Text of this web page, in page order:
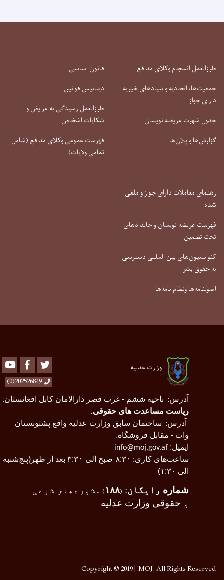
طرزالعمل انسجام وکلای مدافع
جمعیت‌ها، اتحادیه و بنیادهای خیریه
دارای جواز
جدول شهرت عریضه نویسان
گزارش‌ها و پلان‌ها
قانون اساسی
دیتابیس قوانین
طرزالعمل رسیدگی به عرایض و
شکایات اشخاص
فهرست عمومی وکلای مدافع (شامل
تمامی ولایات)
رهنمای معاملات دارای جواز و ملغی
شده
فهرست عریضه نویسان و جایدادهای
تحت تضمین
کنوانسیون‌های بین المللی دسترسی
به حقوق بشر
اصولنامه‌ها ونظام نامه‌ها
وزارت عدلیه Youtube Facebook
202526849(0)
آدرس: ناحیه ششم - غرب قصر دارالامان کابل افغانستان.
ریاست مساعدت های حقوقی.
آدرس: ساختمان سابق وزارت عدلیه واقع پشتونستان
وات - مقابل فروشگاه.
ایمیل: info@moj.gov.af
ساعت‌های کاری: :۳۰ صبح الی ۳ :۳۰
بعد از ظهر(پنج‌شنبه
الی ۱:۳۰)
شماره رایگان:
(۱۸۸) مشوره‌های شرعی
و حقوقی وزارت عدلیه